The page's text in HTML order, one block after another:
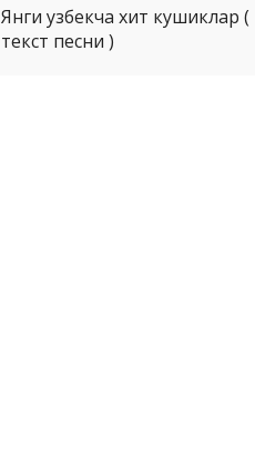
Янги узбекча хит кушиклар (
текст песни )